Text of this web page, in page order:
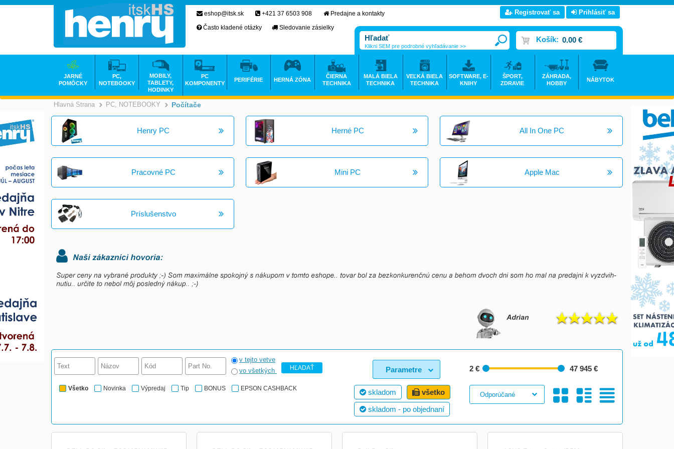
Hlavná Strana >
PC, NOTEBOOKY >
Počítače
Henry PC Herné PC All In One PC
Pracovné PC Mini PC Apple Mac
Príslušenstvo
2 € 47 945 €
skladom
všetko
skladom - po objednaní
Parametre
v tejto vetve
vo všetkých
HĽADAŤ
Všetko Novinka Výpredaj Tip BONUS EPSON CASHBACK
eshop@itsk.sk +421 37 6503 908
Predajne a kontakty
Často kladené otázky
Sledovanie zásielky
Registrovať sa Prihlásiť sa
Košík: 0.00 €
Klikni SEM pre podrobné vyhľadávanie >>
JARNÉ
POMÔCKY
PC,
NOTEBOOKY
MOBILY,
TABLETY,
HODINKY
PC
KOMPONENTY
PERIFÉRIE HERNÁ ZÓNA
ČIERNA
TECHNIKA
MALÁ BIELA
TECHNIKA
VEĽKÁ BIELA
TECHNIKA
SOFTWARE, E-
KNIHY
ŠPORT,
ZDRAVIE
ZÁHRADA,
HOBBY
NÁBYTOK